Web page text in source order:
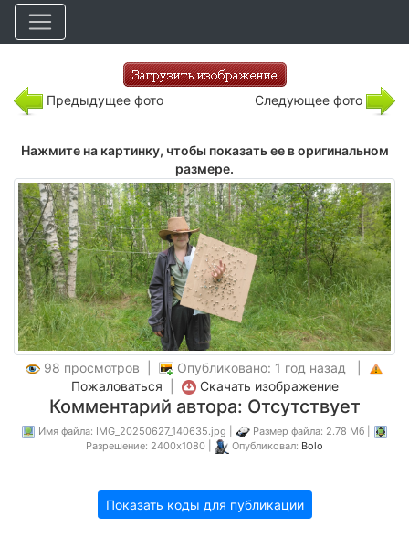
Предыдущее фото Следующее фото
Нажмите на картинку, чтобы показать ее в оригинальном
размере.
98 просмотров |
Опубликовано: 1 год назад |
Пожаловаться
Скачать изображение
Комментарий автора: Отсутствует
Имя файла: IMG_20250627_140635.jpg |
Размер файла: 2.78 Мб |
Разрешение: 2400x1080 |
Опубликовал: Bolo
Показать коды для публикации